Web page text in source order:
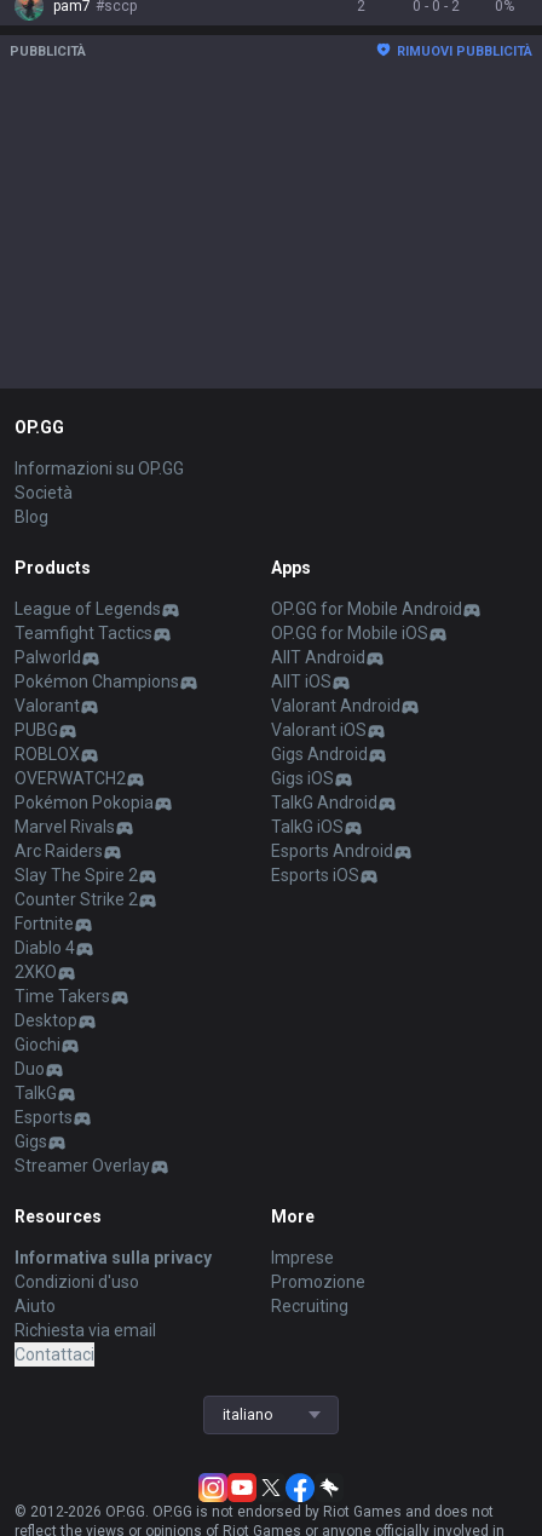
pam7 #sccp 2 0 - 0 - 2 0%
PUBBLICITÀ RIMUOVI PUBBLICITÀ
OP.GG
Informazioni su OP.GG
Società
Blog
Products
League of Legends
Teamfight Tactics
Palworld
Pokémon Champions
Valorant
PUBG
ROBLOX
OVERWATCH2
Pokémon Pokopia
Marvel Rivals
Arc Raiders
Slay The Spire 2
Counter Strike 2
Fortnite
Diablo 4
2XKO
Time Takers
Desktop
Giochi
Duo
TalkG
Esports
Gigs
Streamer Overlay
Apps
OP.GG for Mobile Android
OP.GG for Mobile iOS
AllT Android
AllT iOS
Valorant Android
Valorant iOS
Gigs Android
Gigs iOS
TalkG Android
TalkG iOS
Esports Android
Esports iOS
Resources
Informativa sulla privacy
Condizioni d'uso
Aiuto
Richiesta via email
Contattaci
More
Imprese
Promozione
Recruiting
italiano
© 2012-2026 OP.GG. OP.GG is not endorsed by Riot Games and does not
reflect the views or opinions of Riot Games or anyone officially involved in